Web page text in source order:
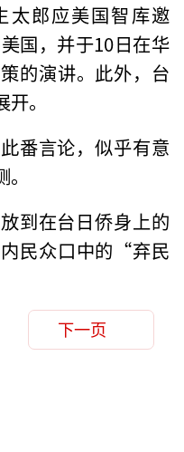
太郎应美国智库邀
国，并于10日在华
的演讲。此外，台
。
番言论，似乎有意
到在台日侨身上的
民众口中的“弃民
下一页